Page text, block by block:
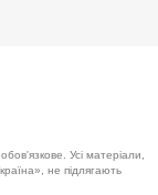
Усі матеріали,
не підлягають